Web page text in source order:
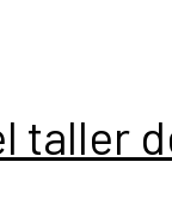
taller